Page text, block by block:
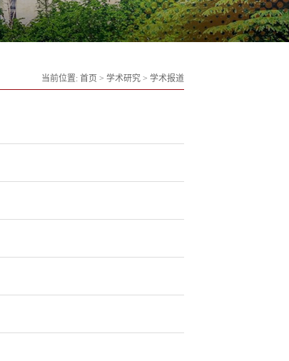
当前位置: 首页 > 学术研究 > 学术报道